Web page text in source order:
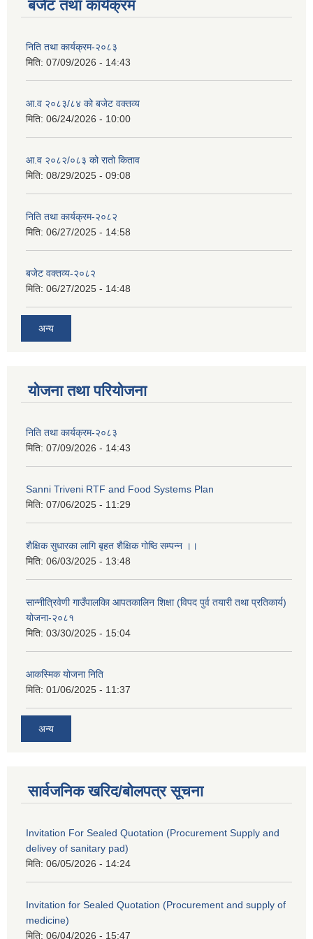
बजेट तथा कार्यक्रम
निति तथा कार्यक्रम-२०८३
मिति: 07/09/2026 - 14:43
आ.व २०८३/८४ को बजेट वक्तव्य
मिति: 06/24/2026 - 10:00
आ.व २०८२/०८३ को रातो किताव
मिति: 08/29/2025 - 09:08
निति तथा कार्यक्रम-२०८२
मिति: 06/27/2025 - 14:58
बजेट वक्तव्य-२०८२
मिति: 06/27/2025 - 14:48
अन्य
योजना तथा परियोजना
निति तथा कार्यक्रम-२०८३
मिति: 07/09/2026 - 14:43
Sanni Triveni RTF and Food Systems Plan
मिति: 07/06/2025 - 11:29
शैक्षिक सुधारका लागि बृहत शैक्षिक गोष्ठि सम्पन्न ।।
मिति: 06/03/2025 - 13:48
सान्नीत्रिवेणी गाउँपालकिा आपतकालिन शिक्षा (विपद पुर्व तयारी तथा प्रतिकार्य)
योजना-२०८१
मिति: 03/30/2025 - 15:04
आकस्मिक योजना निति
मिति: 01/06/2025 - 11:37
अन्य
सार्वजनिक खरिद/बोलपत्र सूचना
Invitation For Sealed Quotation (Procurement Supply and
delivey of sanitary pad)
मिति: 06/05/2026 - 14:24
Invitation for Sealed Quotation (Procurement and supply of
medicine)
मिति: 06/04/2026 - 15:47